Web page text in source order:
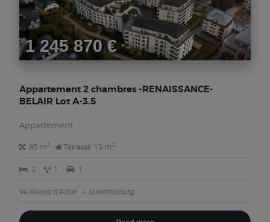
1 245 870 €
Appartement 2 chambres -RENAISSANCE-
BELAIR Lot A-3.5
Appartement
85 m2 Terrasse 13 m2
2 1 1
94 Route d'Arlon Luxembourg